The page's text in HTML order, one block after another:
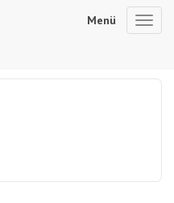
Menü